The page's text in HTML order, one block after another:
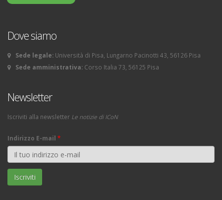
Dove siamo
Sede legale: Università di Pisa, Lungarno Pacinotti 43, 56126 Pisa
Sede amministrativa: Corso Italia 73, 56125 Pisa
Newsletter
Iscriviti alla newsletter Le notizie di ICoN
Indirizzo E-mail *